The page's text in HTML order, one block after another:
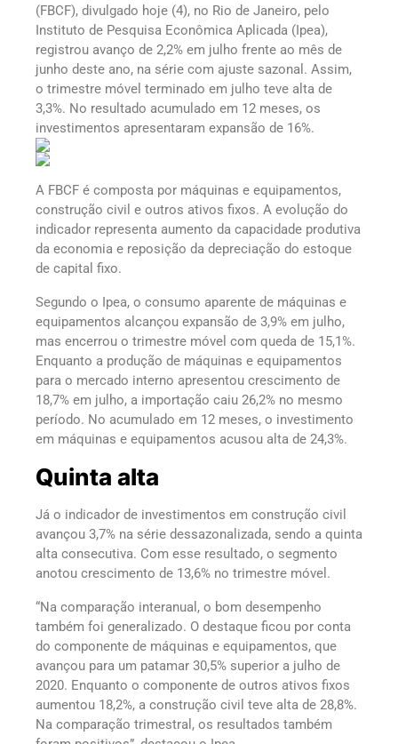
(FBCF), divulgado hoje (4), no Rio de Janeiro, pelo
Instituto de Pesquisa Econômica Aplicada (Ipea),
registrou avanço de 2,2% em julho frente ao mês de
junho deste ano, na série com ajuste sazonal. Assim,
o trimestre móvel terminado em julho teve alta de
3,3%. No resultado acumulado em 12 meses, os
investimentos apresentaram expansão de 16%.
A FBCF é composta por máquinas e equipamentos,
construção civil e outros ativos fixos. A evolução do
indicador representa aumento da capacidade produtiva
da economia e reposição da depreciação do estoque
de capital fixo.
Segundo o Ipea, o consumo aparente de máquinas e
equipamentos alcançou expansão de 3,9% em julho,
mas encerrou o trimestre móvel com queda de 15,1%.
Enquanto a produção de máquinas e equipamentos
para o mercado interno apresentou crescimento de
18,7% em julho, a importação caiu 26,2% no mesmo
período. No acumulado em 12 meses, o investimento
em máquinas e equipamentos acusou alta de 24,3%.
Quinta alta
Já o indicador de investimentos em construção civil
avançou 3,7% na série dessazonalizada, sendo a quinta
alta consecutiva. Com esse resultado, o segmento
anotou crescimento de 13,6% no trimestre móvel.
“Na comparação interanual, o bom desempenho
também foi generalizado. O destaque ficou por conta
do componente de máquinas e equipamentos, que
avançou para um patamar 30,5% superior a julho de
2020. Enquanto o componente de outros ativos fixos
aumentou 18,2%, a construção civil teve alta de 28,8%.
Na comparação trimestral, os resultados também